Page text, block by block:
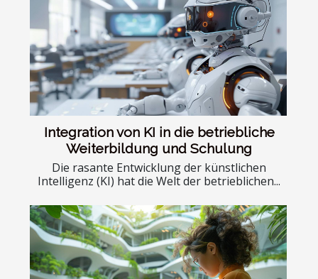
Integration von KI in die betriebliche
Weiterbildung und Schulung
Die rasante Entwicklung der künstlichen
Intelligenz (KI) hat die Welt der betrieblichen...